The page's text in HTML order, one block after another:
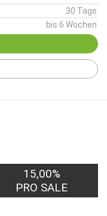
30 Tage
bis 6 Wochen
15,00%
PRO SALE